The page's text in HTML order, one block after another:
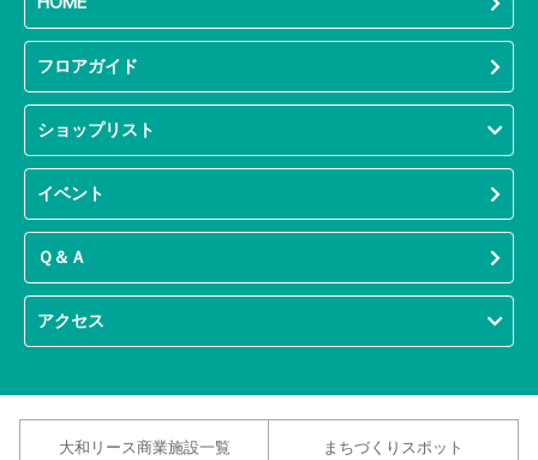
フロアガイド
ショップリスト
イベント
Ｑ＆Ａ
アクセス
大和リース商業施設一覧 まちづくりスポット